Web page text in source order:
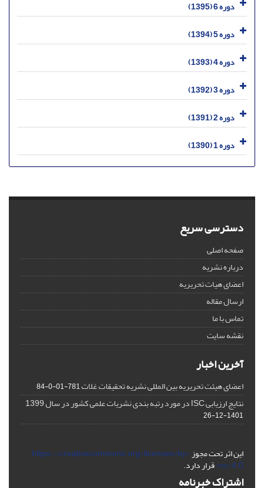
دوره 6 (1395)
دوره 5 (1394)
دوره 4 (1393)
دوره 3 (1392)
دوره 2 (1391)
دوره 1 (1390)
دسترسی سریع
صفحه اصلی
درباره نشریه
اعضای هیات تحریریه
ارسال مقاله
تماس با ما
نقشه سایت
آخرین اخبار
اعضای هیئت تحریریه بین المللی نشریه تحقیقات غلات781-01-0-84
نتایج ارزیابی ISC در مورد رتبه بندی نشریات علمی کشور در سال 1399
1401-12-26
این اثر تحت مجوزhttps://creativecommons.org/licenses/by-
nc/4.0/ قرار دارد.
اشتراک خبرنامه